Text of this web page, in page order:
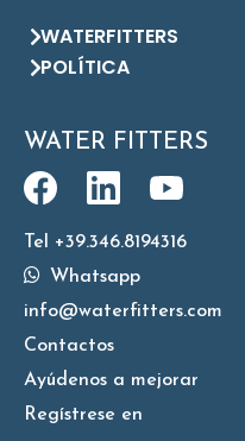
WATERFITTERS
POLÍTICA
WATER FITTERS
Tel +39.346.8194316
Whatsapp
info@waterfitters.com
Contactos
Ayúdenos a mejorar
Regístrese en